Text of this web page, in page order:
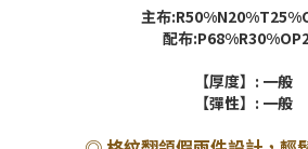
主布
配布
【厚度】: 一般
【彈性】: 一般